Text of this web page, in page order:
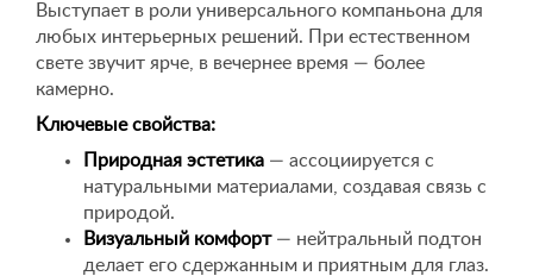
Выступает в роли универсального компаньона для
любых интерьерных решений. При естественном
свете звучит ярче, в вечернее время — более
камерно.
Ключевые свойства:
Природная эстетика — ассоциируется с
натуральными материалами, создавая связь с
природой.
Визуальный комфорт— нейтральный подтон
делает его сдержанным и приятным для глаз.